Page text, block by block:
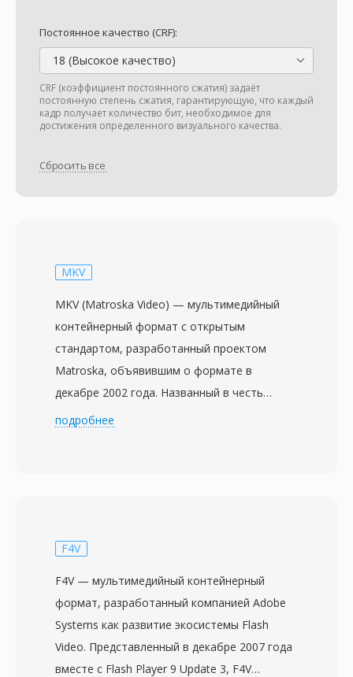
Постоянное качество (CRF):
18 (Высокое качество)
CRF (коэффициент постоянного сжатия) задаёт
постоянную степень сжатия, гарантирующую, что каждый
кадр получает количество бит, необходимое для
достижения определенного визуального качества.
Сбросить все
MKV
MKV (Matroska Video) — мультимедийный
контейнерный формат с открытым
стандартом, разработанный проектом
Matroska, объявившим о формате в
декабре 2002 года. Названный в честь
русских матрёшек, формат построен на
неограниченное число видео-, аудио- и
поддерживая кодеки от H.264 и HEVC до VP9
и AV1 для видео и AAC, FLAC, Opus и DTS
для аудио. Выдающаяся особенность —
всесторонняя поддержка субтитров: от
подробнее
F4V
F4V — мультимедийный контейнерный
формат, разработанный компанией Adobe
Systems как развитие экосистемы Flash
Video. Представленный в декабре 2007 года
вместе с Flash Player 9 Update 3, F4V